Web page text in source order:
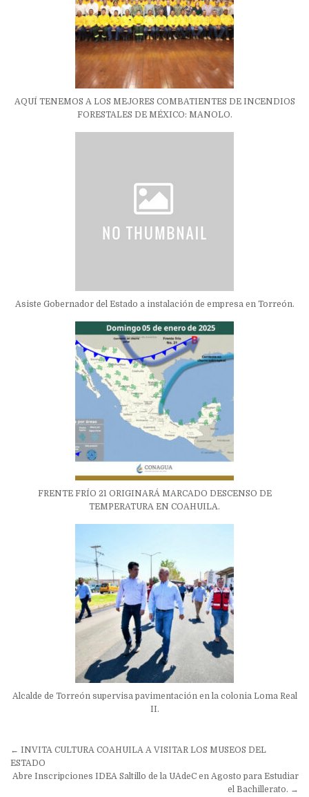
AQUÍ TENEMOS A LOS MEJORES COMBATIENTES DE INCENDIOS
FORESTALES DE MÉXICO: MANOLO.
Asiste Gobernador del Estado a instalación de empresa en Torreón.
FRENTE FRÍO 21 ORIGINARÁ MARCADO DESCENSO DE
TEMPERATURA EN COAHUILA.
Alcalde de Torreón supervisa pavimentación en la colonia Loma Real
II.
Navegación
de
entradas
← INVITA CULTURA COAHUILA A VISITAR LOS MUSEOS DEL
ESTADO
Abre Inscripciones IDEA Saltillo de la UAdeC en Agosto para Estudiar
el Bachillerato. →